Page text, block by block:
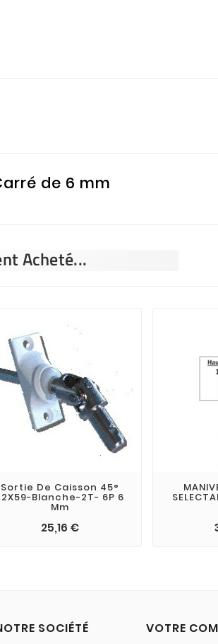
de 6 mm
Acheté...
Sortie De Caisson 45°
Blanche-2T- 6P 6
Mm
25,16 €
SOCIÉTÉ VOTRE